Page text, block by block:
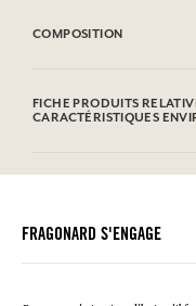
COMPOSITION
Benzyl Salicylate,
Citronellol, Benzyl
FICHE PRODUITS
CARACTÉRISTIQUES
Veuillez consulter les
FRAGONARD S'ENGAGE